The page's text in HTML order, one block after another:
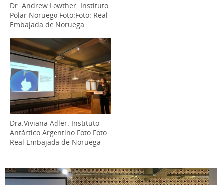
Dr. Andrew Lowther. Instituto
Polar Noruego Foto:Foto: Real
Embajada de Noruega
Dra.Viviana Adler. Instituto
Antártico Argentino Foto:Foto:
Real Embajada de Noruega